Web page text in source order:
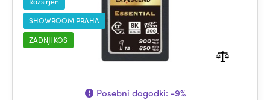
SHOWROOM PRAHA
ZADNJI KOS
Posebni dogodki: -9%